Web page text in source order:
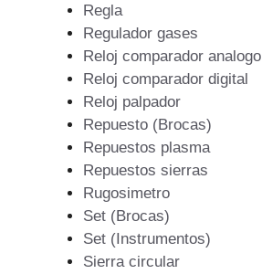
Regla
Regulador gases
Reloj comparador analogo
Reloj comparador digital
Reloj palpador
Repuesto (Brocas)
Repuestos plasma
Repuestos sierras
Rugosimetro
Set (Brocas)
Set (Instrumentos)
Sierra circular